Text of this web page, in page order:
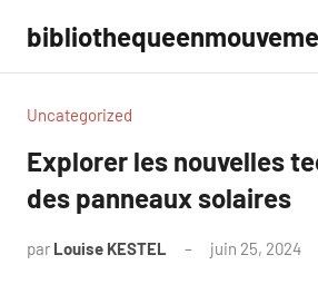
contenu
Uncategorized
Explorer les nouvelles
des panneaux solaires
par Louise KESTEL juin 25, 2024